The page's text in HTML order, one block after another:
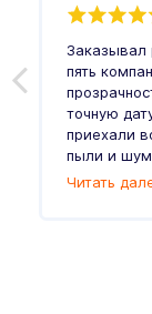
Заказывал
пять
точную
приехали
пыли и
Читать